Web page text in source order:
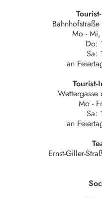
Mo -
Do:
Sa:
an
Mo -
Sa:
an
Ernst-Giller-